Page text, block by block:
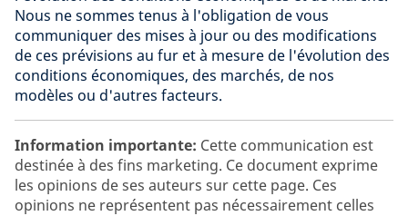
Nous ne sommes tenus à l'obligation de vous
communiquer des mises à jour ou des modifications
de ces prévisions au fur et à mesure de l'évolution des
conditions économiques, des marchés, de nos
modèles ou d'autres facteurs.
Information importante: Cette communication est
destinée à des fins marketing. Ce document exprime
les opinions de ses auteurs sur cette page. Ces
opinions ne représentent pas nécessairement celles